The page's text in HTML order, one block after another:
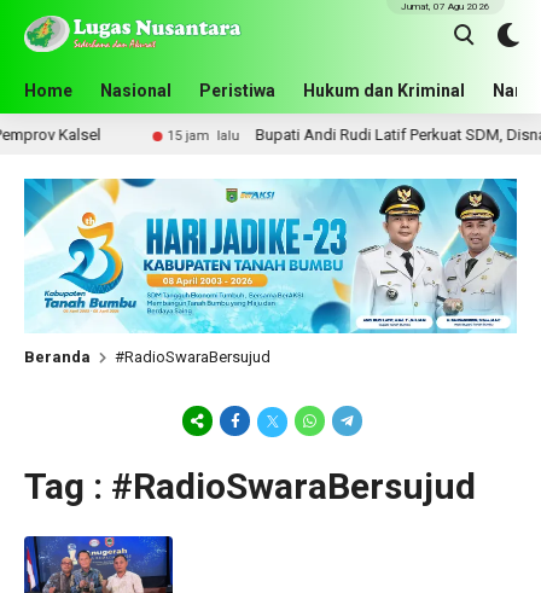
Home Nasional Peristiwa Hukum dan Kriminal
Jumat, 07 Agu 2026
Kalsel 15 jam lalu Bupati Andi Rudi Latif Perkuat SDM,
Beranda #RadioSwaraBersujud
Tag : #RadioSwaraBersujud